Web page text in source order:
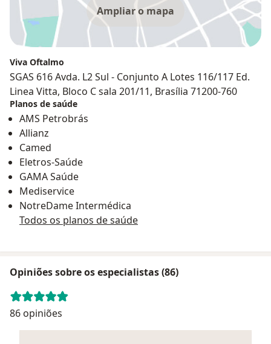
Ampliar o mapa
Viva Oftalmo
SGAS 616 Avda. L2 Sul - Conjunto A Lotes 116/117 Ed.
Linea Vitta, Bloco C sala 201/11, Brasília 71200-760
Planos de saúde
AMS Petrobrás
Allianz
Camed
Eletros-Saúde
GAMA Saúde
Mediservice
NotreDame Intermédica
Todos os planos de saúde
Opiniões sobre os especialistas (86)
86 opiniões